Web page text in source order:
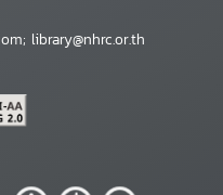
library@nhrc.or.th